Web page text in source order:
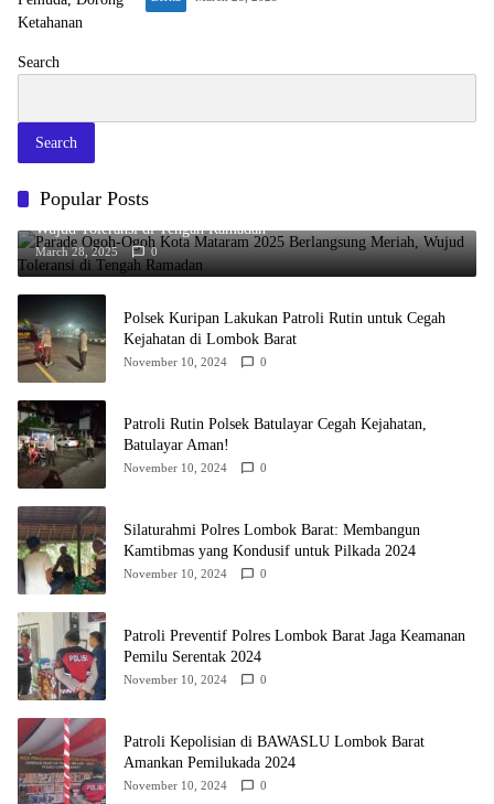
Search
Search
Popular Posts
Parade Ogoh-Ogoh Kota Mataram 2025 Berlangsung Meriah,
Wujud Toleransi di Tengah Ramadan
March 28, 2025 0
Polsek Kuripan Lakukan Patroli Rutin untuk Cegah
Kejahatan di Lombok Barat
November 10, 2024 0
Patroli Rutin Polsek Batulayar Cegah Kejahatan,
Batulayar Aman!
November 10, 2024 0
Silaturahmi Polres Lombok Barat: Membangun
Kamtibmas yang Kondusif untuk Pilkada 2024
November 10, 2024 0
Patroli Preventif Polres Lombok Barat Jaga Keamanan
Pemilu Serentak 2024
November 10, 2024 0
Patroli Kepolisian di BAWASLU Lombok Barat
Amankan Pemilukada 2024
November 10, 2024 0